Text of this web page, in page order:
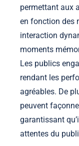
permettant aux
en fonction des
interaction
moments
Les publics
rendant les
agréables. De
peuvent
garantissant
attentes du